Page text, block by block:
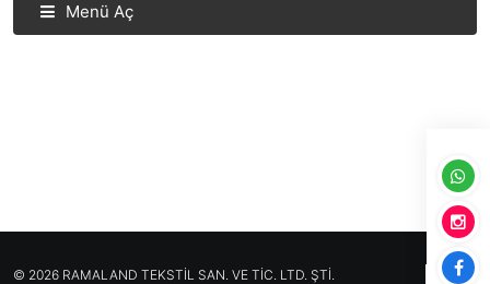
Menü Aç
© 2026 RAMALAND TEKSTİL SAN. VE TİC. LTD. ŞTİ.